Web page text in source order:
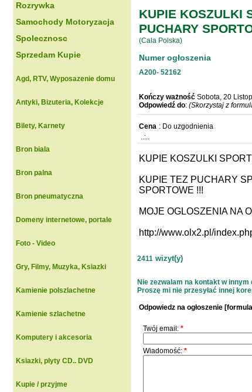
Rozrywka
Samochody Motoryzacja
Spolecznosc
Sprzedam Kupie
Agd, RTV, Wyposazenie domu
Antyki, Bizuteria, Kolekcje
Bilety, Karnety
Bron biala
Bron palna
Bron pneumatyczna
Domeny internetowe, portale
Foto - Video
Gry, Filmy, Muzyka, Ksiazki
Kamienie polszlachetne
Kamienie szlachetne
Komputery i akcesoria
Ksiazki, plyty CD.. DVD
Kupie / przyjme
KUPIE KOSZULKI
PUCHARY
(Cala Polska)
Numer ogłoszenia
A200- 52162
Kończy ważność Sobota, 20
Odpowiedź do: (Skorzystaj z
Cena : Do uzgodnienia
..:..
KUPIE KOSZULKI
KUPIE TEZ PUCHARY
SPORTOWE !!!
MOJE OGLOSZENIA NA
http://www.olx2.pl/
2411 wizyt(y)
Nie zezwalam na kontakt w innym
Proszę mi nie przesyłać innej
Odpowiedz na ogłoszenie
Twój email: *
Wiadomość: *